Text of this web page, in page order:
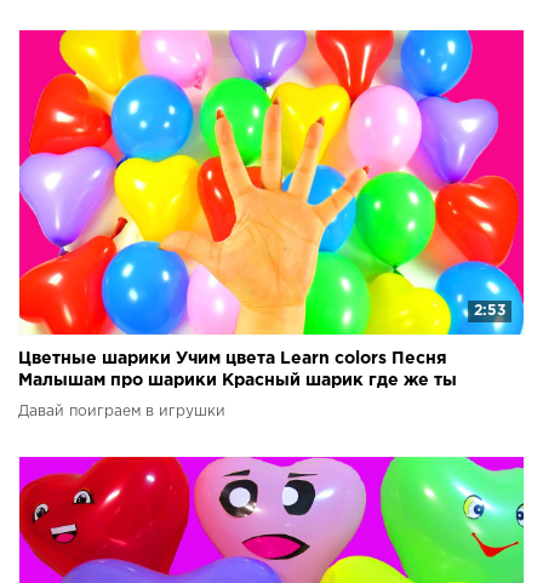
2:53
Цветные шарики Учим цвета Learn colors Песня
Малышам про шарики Красный шарик где же ты
Лопаем шарик
Давай поиграем в игрушки